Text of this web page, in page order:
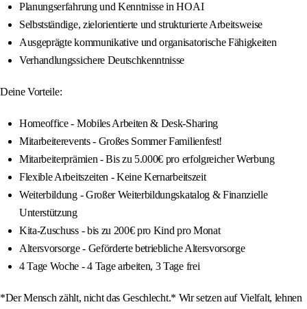
Planungserfahrung und Kenntnisse in HOAI
Selbstständige, zielorientierte und strukturierte Arbeitsweise
Ausgeprägte kommunikative und organisatorische Fähigkeiten
Verhandlungssichere Deutschkenntnisse
Deine Vorteile:
Homeoffice - Mobiles Arbeiten & Desk-Sharing
Mitarbeiterevents - Großes Sommer Familienfest!
Mitarbeiterprämien - Bis zu 5.000€ pro erfolgreicher Werbung
Flexible Arbeitszeiten - Keine Kernarbeitszeit
Weiterbildung - Großer Weiterbildungskatalog & Finanzielle
Unterstützung
Kita-Zuschuss - bis zu 200€ pro Kind pro Monat
Altersvorsorge - Geförderte betriebliche Altersvorsorge
4 Tage Woche - 4 Tage arbeiten, 3 Tage frei
*Der Mensch zählt, nicht das Geschlecht.* Wir setzen auf Vielfalt, lehnen